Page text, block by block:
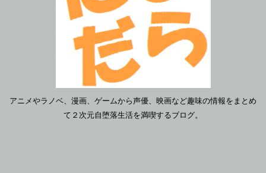
アニメやラノベ、漫画、ゲームから声優、映画など趣味の情報をまとめ
て２次元自堕落生活を満喫するブログ。